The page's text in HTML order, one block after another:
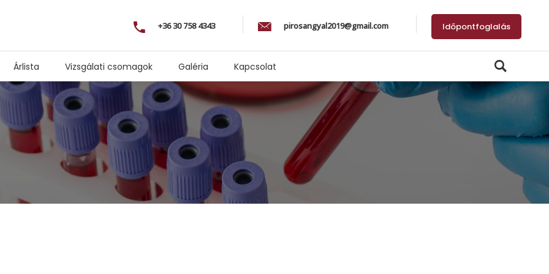
+36 30 758 4343 pirosangyal2019@gmail.com Időpontfoglalás
Árlista Vizsgálati csomagok Galéria Kapcsolat